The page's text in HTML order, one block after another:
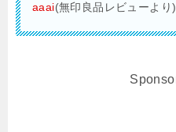
aaai(無印良品レビューより)